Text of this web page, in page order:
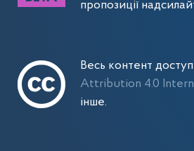
пропозиції
Весь контент
Attribution 4.0
інше.